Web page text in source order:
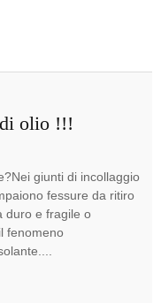
olio !!!
giunti di incollaggio
fessure da ritiro
duro e fragile o
fenomeno